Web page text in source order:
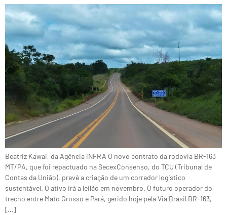
Beatriz Kawai, da Agência iNFRA O novo contrato da rodovia BR-163
MT/PA, que foi repactuado na SecexConsenso, do TCU (Tribunal de
Contas da União), prevê a criação de um corredor logístico
sustentável. O ativo irá a leilão em novembro. O futuro operador do
trecho entre Mato Grosso e Pará, gerido hoje pela Via Brasil BR-163,
[…]